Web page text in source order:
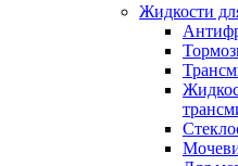
Жидкости